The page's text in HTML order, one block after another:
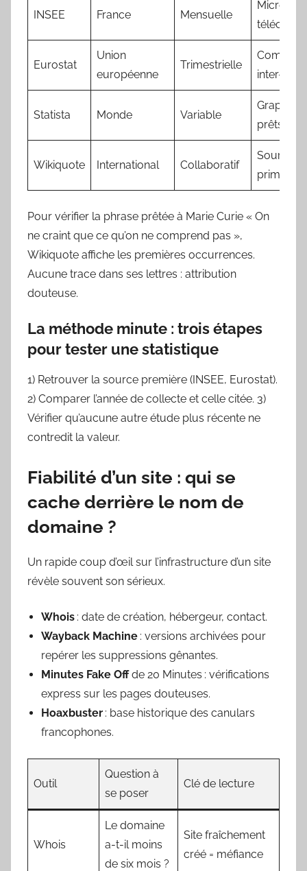
INSEE France Mensuelle
Micro-
Eurostat
Union
européenne
Trimestrielle
inter-pays
Statista Monde Variable
prêts à
Wikiquote International Collaboratif
Sources
primaires
Pour vérifier la phrase prêtée à Marie Curie « On
ne craint que ce qu’on ne comprend pas »,
Wikiquote affiche les premières occurrences.
Aucune trace dans ses lettres : attribution
douteuse.
La méthode minute : trois étapes
pour tester une statistique
1) Retrouver la source première (INSEE, Eurostat).
2) Comparer l’année de collecte et celle citée. 3)
Vérifier qu’aucune autre étude plus récente ne
contredit la valeur.
Fiabilité d’un site : qui se
cache derrière le nom de
domaine ?
Un rapide coup d’œil sur l’infrastructure d’un site
révèle souvent son sérieux.
Whois : date de création, hébergeur, contact.
Wayback Machine : versions archivées pour
repérer les suppressions gênantes.
Minutes Fake Offde 20 Minutes : vérifications
express sur les pages douteuses.
Hoaxbuster : base historique des canulars
francophones.
Outil
Question à
se poser
Clé de lecture
Whois
Le domaine
a-t-il moins
de six mois ?
Site fraîchement
créé = méfiance